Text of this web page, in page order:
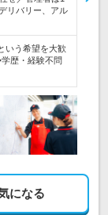
リバリー、アル
いう希望を大歓
歴・経験不問
になる